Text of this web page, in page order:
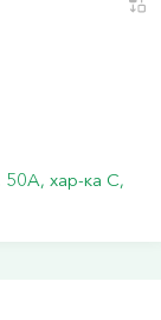
хар-ка C,